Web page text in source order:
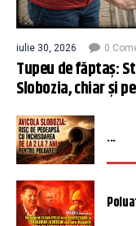
iulie 30, 2026 0
Tupeu de făptaș:
Slobozia, chiar și
...